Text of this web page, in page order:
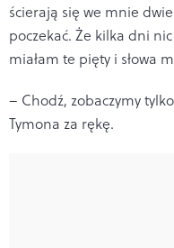
ścierają się we mnie dwie
poczekać. Że kilka dni
miałam te pięty i słowa
– Chodź, zobaczymy
Tymona za rękę.